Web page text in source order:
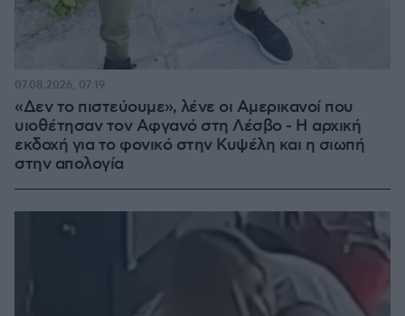
«Δεν το πιστεύουμε», λένε οι Αμερικανοί που
υιοθέτησαν τον Αφγανό στη Λέσβο - Η αρχική
εκδοχή για το φονικό στην Κυψέλη και η σιωπή
στην απολογία
07.08.2026, 07:19